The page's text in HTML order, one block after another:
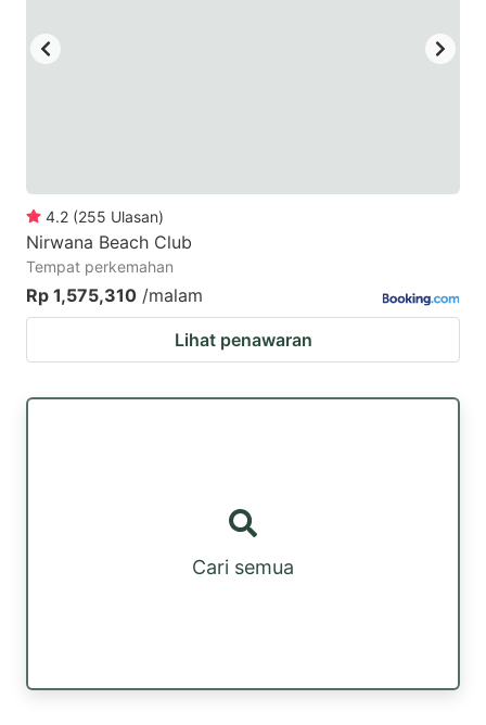
for
changing
dates.
4.2 (255 Ulasan)
Nirwana Beach Club
Tempat perkemahan
Rp 1,575,310 /malam
Lihat penawaran
Cari semua